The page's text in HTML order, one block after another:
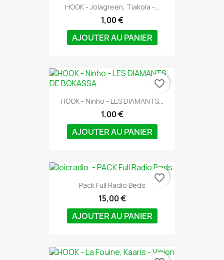
HOOK - Jolagreen, Tiakola -...
1,00 €
AJOUTER AU PANIER
HOOK - Ninho - LES DIAMANTS...
1,00 €
AJOUTER AU PANIER
favorite_border
Pack Full Radio Beds
15,00 €
AJOUTER AU PANIER
favorite_border